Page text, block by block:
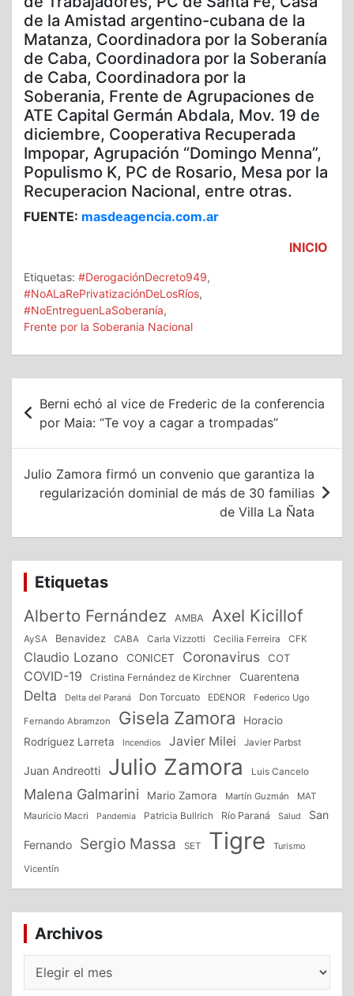
de la Amistad argentino-cubana de la
Matanza, Coordinadora por la Soberanía
de Caba, Coordinadora por la Soberanía
de Caba, Coordinadora por la
Soberania, Frente de Agrupaciones de
ATE Capital Germán Abdala, Mov. 19 de
diciembre, Cooperativa Recuperada
Impopar, Agrupación “Domingo Menna”,
Populismo K, PC de Rosario, Mesa por la
Recuperacion Nacional, entre otras.
FUENTE: masdeagencia.com.ar
INICIO
Etiquetas: #DerogaciónDecreto949,
#NoALaRePrivatizaciónDeLosRíos,
#NoEntreguenLaSoberanía,
Frente por la Soberania Nacional
Navegación
de
entradas
Berni echó al vice de Frederic de la conferencia
por Maia: “Te voy a cagar a trompadas”
Julio Zamora firmó un convenio que garantiza la
regularización dominial de más de 30 familias
de Villa La Ñata
Etiquetas
Alberto Fernández AMBA Axel Kicillof
AySA Benavidez CABA Carla Vizzotti Cecilia Ferreira CFK
Claudio Lozano CONICET Coronavirus COT
COVID-19 Cristina Fernández de Kirchner Cuarentena
Delta Delta del Paraná Don Torcuato EDENOR Federico Ugo
Fernando Abramzon Gisela Zamora
Horacio
Rodriguez Larreta
Incendios Javier Milei Javier Parbst
Juan Andreotti Julio Zamora Luis Cancelo
Malena Galmarini Mario Zamora Martín Guzmán
MAT
Mauricio Macri
Pandemia Patricia Bullrich Río Paraná Salud San
Fernando Sergio Massa SET Tigre Turismo
Vicentín
Archivos